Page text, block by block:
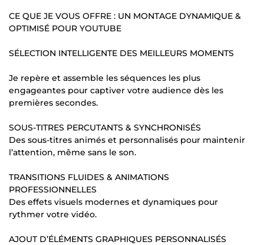
CE QUE JE VOUS OFFRE : UN MONTAGE DYNAMIQUE &
OPTIMISÉ POUR YOUTUBE
SÉLECTION INTELLIGENTE DES MEILLEURS MOMENTS
Je repère et assemble les séquences les plus
engageantes pour captiver votre audience dès les
premières secondes.
SOUS-TITRES PERCUTANTS & SYNCHRONISÉS
Des sous-titres animés et personnalisés pour maintenir
l’attention, même sans le son.
TRANSITIONS FLUIDES & ANIMATIONS
PROFESSIONNELLES
Des effets visuels modernes et dynamiques pour
rythmer votre vidéo.
AJOUT D’ÉLÉMENTS GRAPHIQUES PERSONNALISÉS